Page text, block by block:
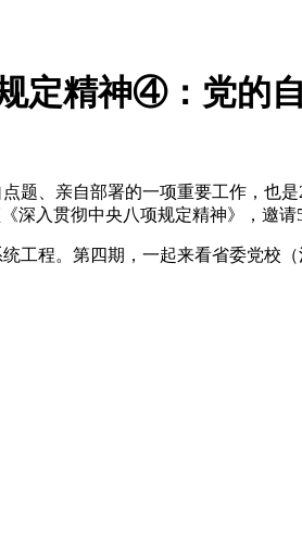
定精神④：党的
题、亲自部署的一项重要工作，也
深入贯彻中央八项规定精神》，邀请
工程。第四期，一起来看省委党校